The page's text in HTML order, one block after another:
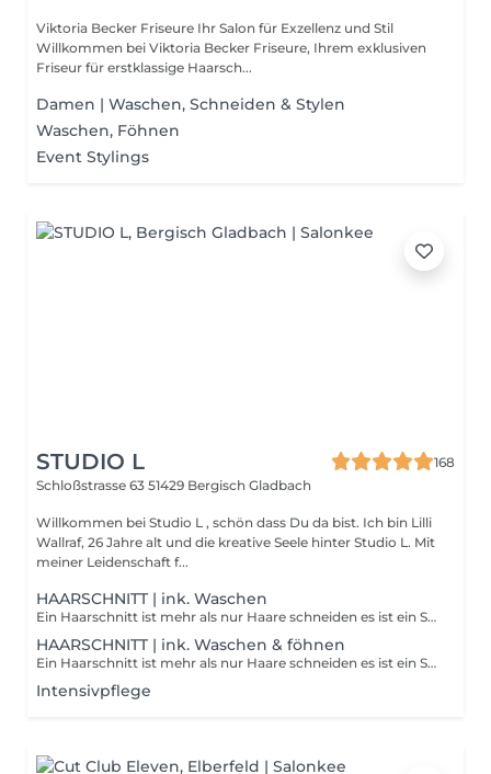
Viktoria Becker Friseure Ihr Salon für Exzellenz und Stil
Willkommen bei Viktoria Becker Friseure, Ihrem exklusiven
Friseur für erstklassige Haarsch...
Damen | Waschen, Schneiden & Stylen
Waschen, Föhnen
Event Stylings
STUDIO L
168
Schloßstrasse 63 51429 Bergisch Gladbach
Willkommen bei Studio L , schön dass Du da bist. Ich bin Lilli
Wallraf, 26 Jahre alt und die kreative Seele hinter Studio L. Mit
meiner Leidenschaft f...
HAARSCHNITT | ink. Waschen
Ein Haarschnitt ist mehr als nur Haare schneiden es ist ein Statement! Du bekommst eine typgerechte Beratung und wir finden deinen passenden Schnitt, der deine Persönlichkeit unterstreicht. Deine Haare werden mit hochwertigen Produkten gewaschen, die dein Haar nicht nur reinigen ,sondern auch pflegen und schützen. Diese Dienstleitung enthält kein Styling, sie können selber föhnen.
HAARSCHNITT | ink. Waschen & föhnen
Ein Haarschnitt ist mehr als nur Haare schneiden es ist ein Statement! Du bekommst eine typgerechte Beratung und wir finden deinen passenden Schnitt, der deine Persönlichkeit unterstreicht. Deine Haare werden mit hochwertigen Produkten gewaschen, die dein Haar nicht nur reinigen ,sondern auch pflegen und schützen. Die Perfektion liegt im Detail, womit dein Schnitt mit einem auf dich abgestimmten Styling vollendet wird.
Intensivpflege